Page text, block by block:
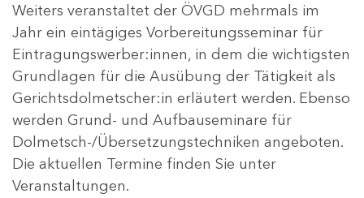
Weiters veranstaltet der ÖVGD mehrmals im
Jahr ein eintägiges Vorbereitungsseminar für
Eintragungswerber:innen, in dem die wichtigsten
Grundlagen für die Ausübung der Tätigkeit als
Gerichtsdolmetscher:in erläutert werden. Ebenso
werden Grund- und Aufbauseminare für
Dolmetsch-/Übersetzungstechniken angeboten.
Die aktuellen Termine finden Sie unter
Veranstaltungen.